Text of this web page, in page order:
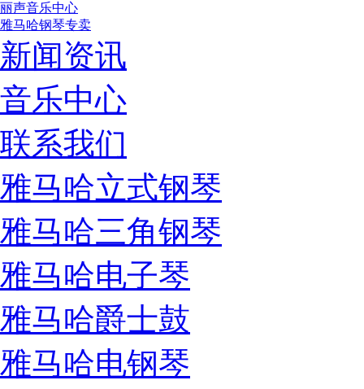
丽声音乐中心
雅马哈钢琴专卖
新闻资讯
音乐中心
联系我们
雅马哈立式钢琴
雅马哈三角钢琴
雅马哈电子琴
雅马哈爵士鼓
雅马哈电钢琴